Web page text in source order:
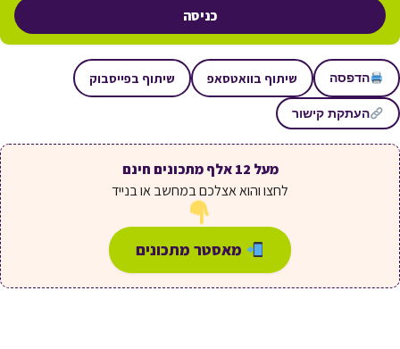
כניסה
הדפסה שיתוף בוואטסאפ שיתוף בפייסבוק
העתקת קישור
מעל 12 אלף מתכונים חינם
לחצו והוא אצלכם במחשב או בנייד
מאסטר מתכונים